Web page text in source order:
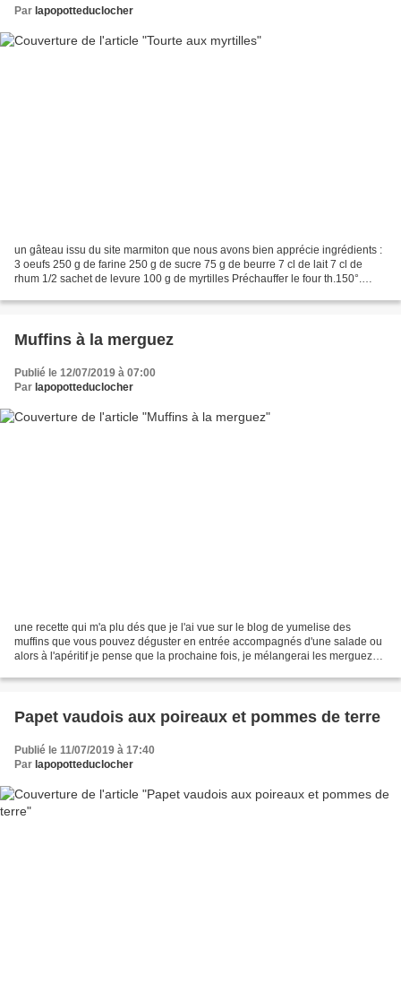
Par lapopotteduclocher
un gâteau issu du site marmiton que nous avons bien apprécie ingrédients :
3 oeufs 250 g de farine 250 g de sucre 75 g de beurre 7 cl de lait 7 cl de
rhum 1/2 sachet de levure 100 g de myrtilles Préchauffer le four th.150°.
Muffins à la merguez
Publié le 12/07/2019 à 07:00
Par lapopotteduclocher
une recette qui m'a plu dés que je l'ai vue sur le blog de yumelise des
muffins que vous pouvez déguster en entrée accompagnés d'une salade ou
alors à l'apéritif je pense que la prochaine fois, je mélangerai les merguez
Papet vaudois aux poireaux et pommes de terre
Publié le 11/07/2019 à 17:40
Par lapopotteduclocher